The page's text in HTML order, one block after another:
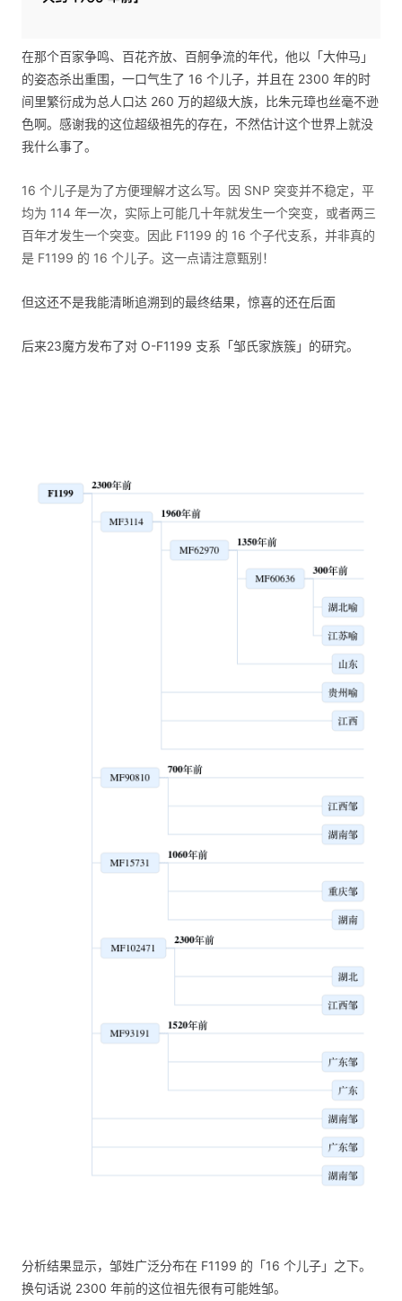
在那个百家争鸣、百花齐放、百舸争流的年代，他以「大仲马」
的姿态杀出重围，一口气生了 16 个儿子，并且在 2300 年的时
间里繁衍成为总人口达 260 万的超级大族，比朱元璋也丝毫不逊
色啊。感谢我的这位超级祖先的存在，不然估计这个世界上就没
我什么事了。
16 个儿子是为了方便理解才这么写。因 SNP 突变并不稳定，平
均为 114 年一次，实际上可能几十年就发生一个突变，或者两三
百年才发生一个突变。因此 F1199 的 16 个子代支系，并非真的
是 F1199 的 16 个儿子。这一点请注意甄别！
但这还不是我能清晰追溯到的最终结果，惊喜的还在后面
后来23魔方发布了对 O-F1199 支系「邹氏家族簇」的研究。
分析结果显示，邹姓广泛分布在 F1199 的「16 个儿子」之下。
换句话说 2300 年前的这位祖先很有可能姓邹。